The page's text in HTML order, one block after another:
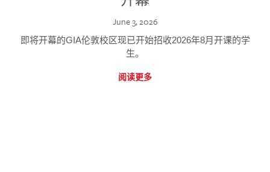
June 3, 2026
即将开幕的GIA伦敦校区现已开始招收2026年8月开课的学
生。
阅读更多